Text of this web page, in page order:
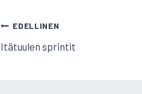
ARTIKKELIEN
SELAUS
EDELLINEN
Itätuulen sprintit